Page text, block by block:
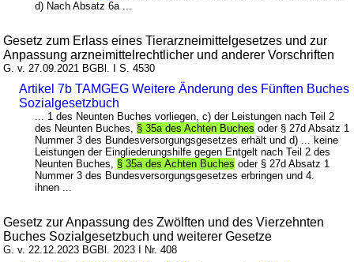
d) Nach Absatz 6a ...
Gesetz zum Erlass eines Tierarzneimittelgesetzes und zur
Anpassung arzneimittelrechtlicher und anderer Vorschriften
G. v. 27.09.2021 BGBl. I S. 4530
Artikel 7b TAMGEG Weitere Änderung des Fünften Buches
Sozialgesetzbuch
... 1 des Neunten Buches vorliegen, c) der Leistungen nach Teil 2
des Neunten Buches, § 35a des Achten Buches oder § 27d Absatz 1
Nummer 3 des Bundesversorgungsgesetzes erhält und d) ... keine
Leistungen der Eingliederungshilfe gegen Entgelt nach Teil 2 des
Neunten Buches, § 35a des Achten Buches oder § 27d Absatz 1
Nummer 3 des Bundesversorgungsgesetzes erbringen und 4.
ihnen ...
Gesetz zur Anpassung des Zwölften und des Vierzehnten
Buches Sozialgesetzbuch und weiterer Gesetze
G. v. 22.12.2023 BGBl. 2023 I Nr. 408